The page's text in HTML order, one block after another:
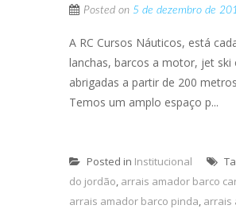
Posted on 5 de dezembro de
A RC Cursos Náuticos, está
lanchas, barcos a motor, jet
abrigadas a partir de 200
Temos um amplo espaço p...
Posted in Institucional
do jordão, arrais amador barco
arrais amador barco pinda, arrais